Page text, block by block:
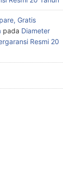
Gratis
pada Diameter
Resmi 20